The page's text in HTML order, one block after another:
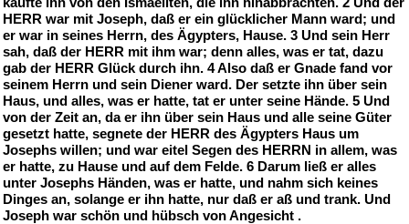
HERR war mit Joseph, daß er ein glücklicher Mann ward; und
er war in seines Herrn, des Ägypters, Hause. 3 Und sein Herr
sah, daß der HERR mit ihm war; denn alles, was er tat, dazu
gab der HERR Glück durch ihn. 4 Also daß er Gnade fand vor
seinem Herrn und sein Diener ward. Der setzte ihn über sein
Haus, und alles, was er hatte, tat er unter seine Hände. 5 Und
von der Zeit an, da er ihn über sein Haus und alle seine Güter
gesetzt hatte, segnete der HERR des Ägypters Haus um
Josephs willen; und war eitel Segen des HERRN in allem, was
er hatte, zu Hause und auf dem Felde. 6 Darum ließ er alles
unter Josephs Händen, was er hatte, und nahm sich keines
Dinges an, solange er ihn hatte, nur daß er aß und trank. Und
Joseph war schön und hübsch von Angesicht .